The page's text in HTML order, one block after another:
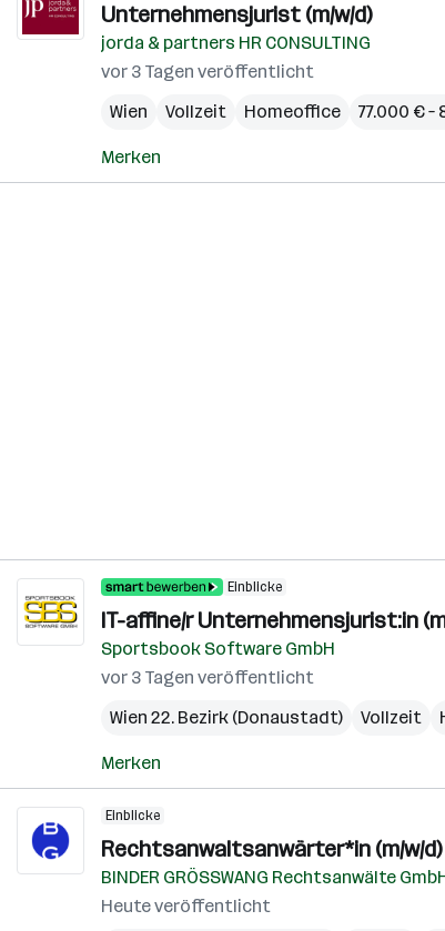
Unternehmensjurist (m/w/d)
jorda & partners HR CONSULTING
vor 3 Tagen veröffentlicht
Wien
Vollzeit Homeoffice 77.000 €
Merken
Einblicke
IT-affine/r Unternehmensjurist:in
Sportsbook Software GmbH
vor 3 Tagen veröffentlicht
Wien 22. Bezirk (Donaustadt)
Vollzeit
Merken
Einblicke
Rechtsanwaltsanwärter*in (m/w/
BINDER GRÖSSWANG Rechtsanwälte
Heute veröffentlicht